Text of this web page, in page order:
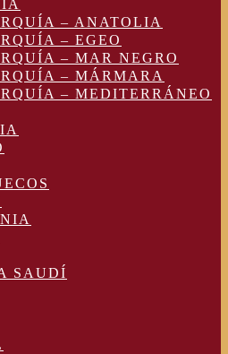
– ANATOLIA
– EGEO
– MAR NEGRO
– MÁRMARA
– MEDITERRÁNEO
SAUDÍ